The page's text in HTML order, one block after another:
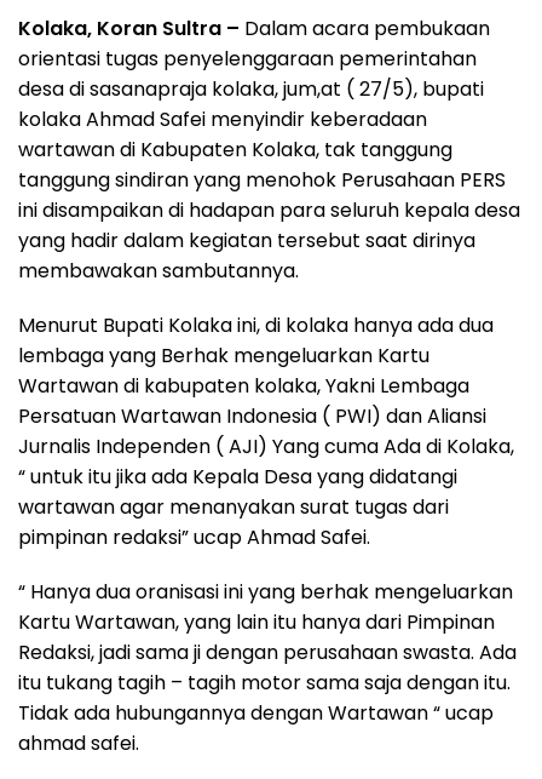
Kolaka, Koran Sultra – Dalam acara pembukaan
orientasi tugas penyelenggaraan pemerintahan
desa di sasanapraja kolaka, jum,at ( 27/5), bupati
kolaka Ahmad Safei menyindir keberadaan
wartawan di Kabupaten Kolaka, tak tanggung
tanggung sindiran yang menohok Perusahaan PERS
ini disampaikan di hadapan para seluruh kepala desa
yang hadir dalam kegiatan tersebut saat dirinya
membawakan sambutannya.
Menurut Bupati Kolaka ini, di kolaka hanya ada dua
lembaga yang Berhak mengeluarkan Kartu
Wartawan di kabupaten kolaka, Yakni Lembaga
Persatuan Wartawan Indonesia ( PWI) dan Aliansi
Jurnalis Independen ( AJI) Yang cuma Ada di Kolaka,
“ untuk itu jika ada Kepala Desa yang didatangi
wartawan agar menanyakan surat tugas dari
pimpinan redaksi” ucap Ahmad Safei.
“ Hanya dua oranisasi ini yang berhak mengeluarkan
Kartu Wartawan, yang lain itu hanya dari Pimpinan
Redaksi, jadi sama ji dengan perusahaan swasta. Ada
itu tukang tagih – tagih motor sama saja dengan itu.
Tidak ada hubungannya dengan Wartawan “ ucap
ahmad safei.